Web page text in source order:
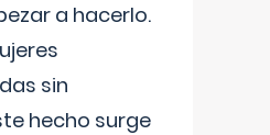
a hacerlo.
sin
hecho surge